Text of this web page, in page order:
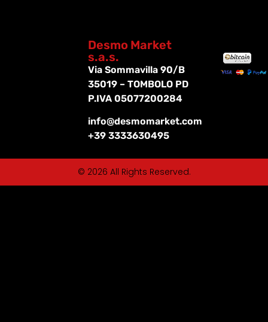
Desmo Market
s.a.s.
Via Sommavilla 90/B
35019 – TOMBOLO PD
P.IVA 05077200284
info@desmomarket.com
+39 3333630495
© 2026 All Rights Reserved.